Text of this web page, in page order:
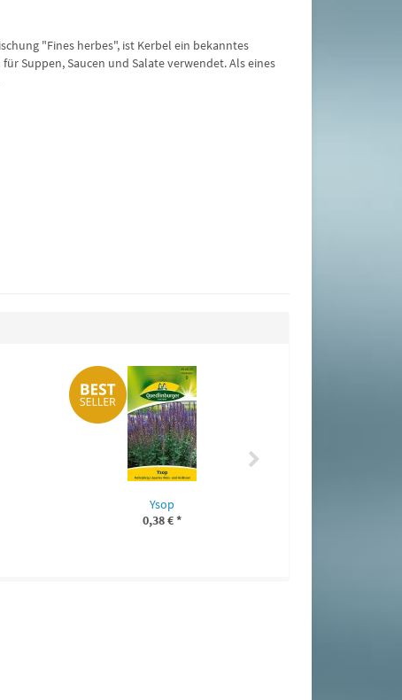
"Fines herbes", ist Kerbel ein bekanntes
Suppen, Saucen und Salate verwendet. Als eines
Ysop
0,38 €*